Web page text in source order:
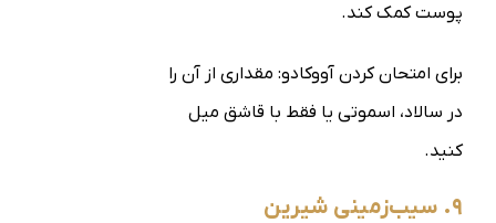
پوست کمک کند.
برای امتحان کردن آووکادو: مقداری از آن را
در سالاد، اسموتی یا فقط با قاشق میل
کنید.
۹. سیب‌زمینی شیرین